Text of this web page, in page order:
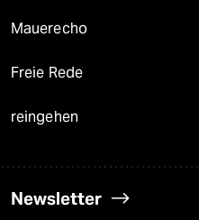
Mauerecho
Freie Rede
reingehen
Newsletter